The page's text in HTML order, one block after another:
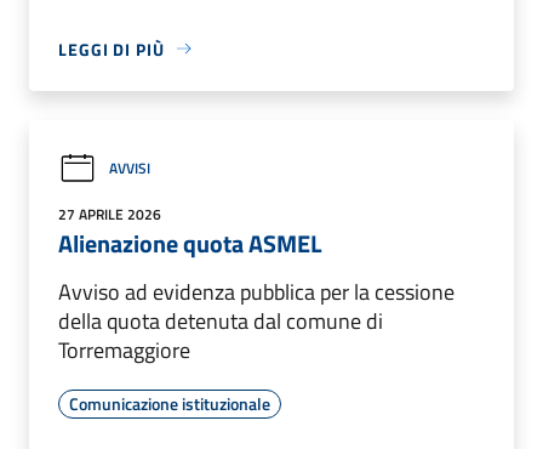
LEGGI DI PIÙ
AVVISI
27 APRILE 2026
Alienazione quota ASMEL
Avviso ad evidenza pubblica per la cessione
della quota detenuta dal comune di
Torremaggiore
Comunicazione istituzionale